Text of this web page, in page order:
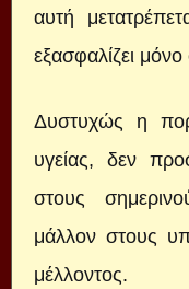
αυτή
εξασφαλίζει
Δυστυχώς η
υγείας, δεν
στους
μάλλον στους
μέλλοντος.